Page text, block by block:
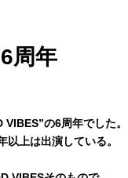
周年
の6周年でした。
以上は出演している。